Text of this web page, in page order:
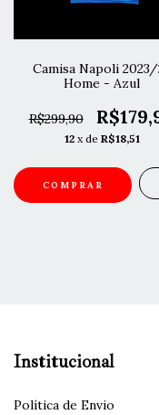
Camisa Napoli
Home - Azul
R$299,90
12 x de R$18,51
COMPRAR
Institucional
Política de Envio